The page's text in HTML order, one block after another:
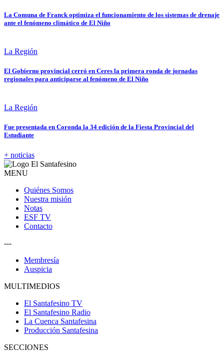
La Comuna de Franck optimiza el funcionamiento de los sistemas de drenaje
ante el fenómeno climático de El Niño
La Región
El Gobierno provincial cerró en Ceres la primera ronda de jornadas
regionales para anticiparse al fenómeno de El Niño
La Región
Fue presentada en Coronda la 34 edición de la Fiesta Provincial del
Estudiante
+ noticias
MENU
Quiénes Somos
Nuestra misión
Notas
ESF TV
Contacto
---
Membresía
Auspicia
MULTIMEDIOS
El Santafesino TV
El Santafesino Radio
La Cuenca Santafesina
Producción Santafesina
SECCIONES